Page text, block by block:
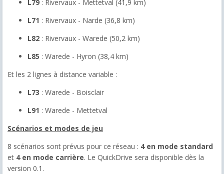
L79 : Rivervaux - Mettetval (41,9 km)
L71 : Rivervaux - Narde (36,8 km)
L82 : Rivervaux - Warede (50,2 km)
L85 : Warede - Hyron (38,4 km)
Et les 2 lignes à distance variable :
L73 : Warede - Boisclair
L91 : Warede - Mettetval
Scénarios et modes de jeu
8 scénarios sont prévus pour ce réseau : 4 en mode standard
et 4 en mode carrière. Le QuickDrive sera disponible dès la
version 0.1.